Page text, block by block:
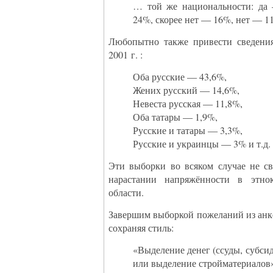
… той же национальности:
24%, скорее нет — 16%, нет —
Любопытно также привести
2001 г. :
Оба русские — 43,6%,
Жених русский — 14,6%,
Невеста русская — 11,8%,
Оба татары — 1,9%,
Русские и татары — 3,3%,
Русские и украинцы — 3% и т.д.
Эти выборки во всяком случае не
нарастании напряжённости в
области.
Завершим выборкой пожеланий из
сохраняя стиль:
«Выделение денег (ссуды,
или выделение